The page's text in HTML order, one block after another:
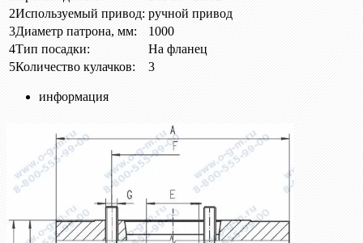
2Используемый привод: ручной привод
3Диаметр патрона, мм:
1000
4Тип посадки:
На фланец
5Количество кулачков: 3
информация